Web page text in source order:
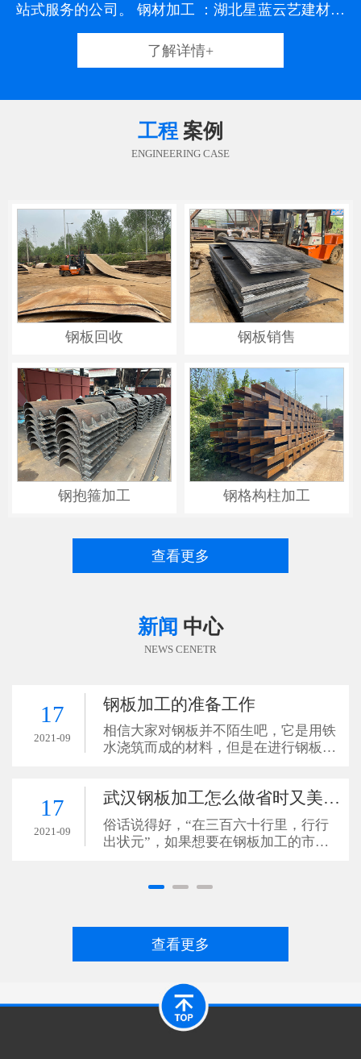
站式服务的公司。 钢材加工 ：湖北星蓝云艺建材科
技有限责任公司加工钢板一类产品，货源充足，长
期各类加工钢板库存达到5000吨，设备齐全，经验
良的生产平台，培养了一支专业的生产队伍，并在
了解详情+
工程 案例
ENGINEERING CASE
钢板回收 钢板销售
钢抱箍加工 钢格构柱加工
查看更多
新闻 中心
NEWS CENETR
17
2021-09
钢板加工的准备工作
相信大家对钢板并不陌生吧，它是用铁
水浇筑而成的材料，但是在进行钢板加
因为这个原因导致加工的不顺
17
2021-09
武汉钢板加工怎么做省时又美观？
俗话说得好，“在三百六十行里，行行
出状元”，如果想要在钢板加工的市场
切割技术切割钢板的时候，其
查看更多